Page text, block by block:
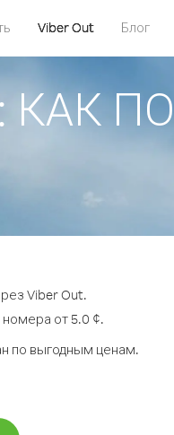
Viber Out Блог
КАК
Viber Out.
от 5.0 ¢.
по выгодным ценам.